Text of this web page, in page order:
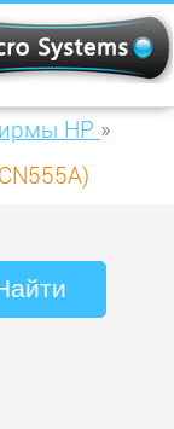
HP »